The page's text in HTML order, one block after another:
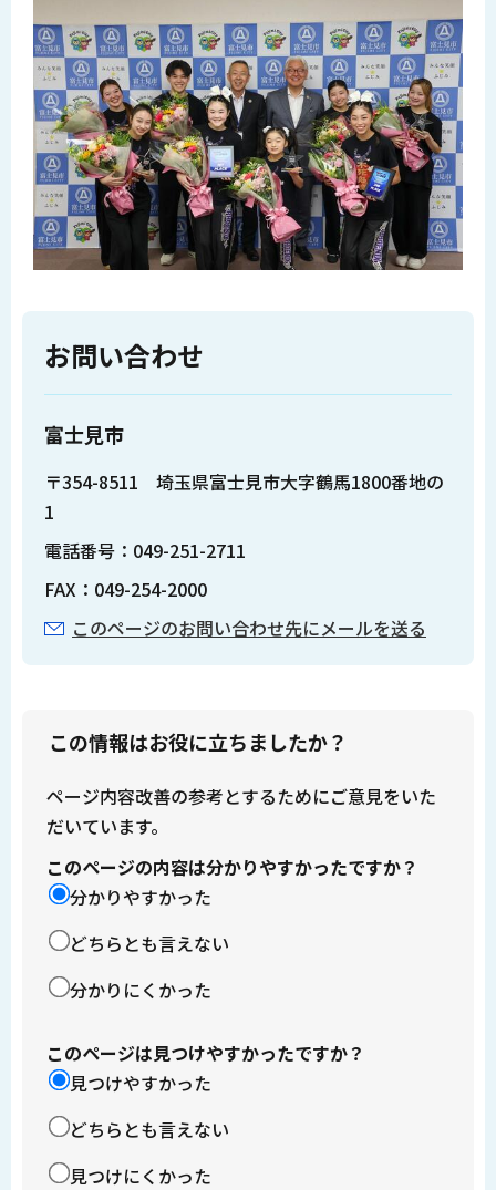
お問い合わせ
富士見市
〒354-8511 埼玉県富士見市大字鶴馬1800番地の
1
電話番号：049-251-2711
FAX：049-254-2000
このページのお問い合わせ先にメールを送る
この情報はお役に立ちましたか？
ページ内容改善の参考とするためにご意見をいた
だいています。
このページの内容は分かりやすかったですか？
分かりやすかった
どちらとも言えない
分かりにくかった
このページは見つけやすかったですか？
見つけやすかった
どちらとも言えない
見つけにくかった